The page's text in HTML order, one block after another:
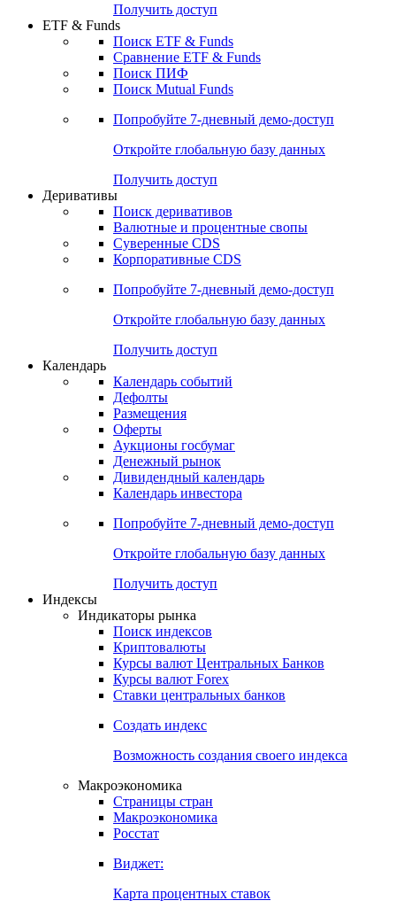
Получить доступ
ETF & Funds
Поиск ETF & Funds
Сравнение ETF & Funds
Поиск ПИФ
Поиск Mutual Funds
Попробуйте 7-дневный демо-доступ
Откройте глобальную базу данных
Получить доступ
Деривативы
Поиск деривативов
Валютные и процентные свопы
Суверенные CDS
Корпоративные CDS
Попробуйте 7-дневный демо-доступ
Откройте глобальную базу данных
Получить доступ
Календарь
Календарь событий
Дефолты
Размещения
Оферты
Аукционы госбумаг
Денежный рынок
Дивидендный календарь
Календарь инвестора
Попробуйте 7-дневный демо-доступ
Откройте глобальную базу данных
Получить доступ
Индексы
Индикаторы рынка
Поиск индексов
Криптовалюты
Курсы валют Центральных Банков
Курсы валют Forex
Ставки центральных банков
Создать индекс
Возможность создания своего индекса
Макроэкономика
Страницы стран
Макроэкономика
Росстат
Виджет:
Карта процентных ставок